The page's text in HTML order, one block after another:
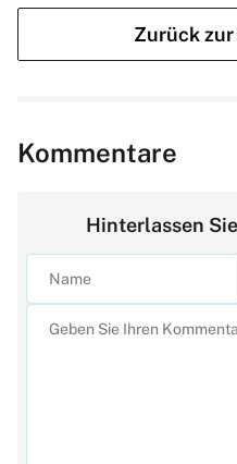
Zurück
Kommentare
Hinterlassen